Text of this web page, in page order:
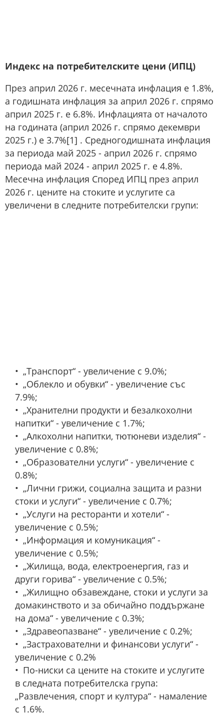
Индекс на потребителските цени (ИПЦ)
През април 2026 г. месечната инфлация е 1.8%,
а годишната инфлация за април 2026 г. спрямо
април 2025 г. е 6.8%. Инфлацията от началото
на годината (април 2026 г. спрямо декември
2025 г.) е 3.7%[1] . Средногодишната инфлация
за периода май 2025 - април 2026 г. спрямо
периода май 2024 - април 2025 г. е 4.8%.
Месечна инфлация Според ИПЦ през април
2026 г. цените на стоките и услугите са
увеличени в следните потребителски групи:
„Транспорт“ - увеличение с 9.0%;
„Облекло и обувки“ - увеличение със
7.9%;
„Хранителни продукти и безалкохолни
напитки“ - увеличение с 1.7%;
„Алкохолни напитки, тютюневи изделия“ -
увеличение с 0.8%;
„Образователни услуги“ - увеличение с
0.8%;
„Лични грижи, социална защита и разни
стоки и услуги“ - увеличение с 0.7%;
„Услуги на ресторанти и хотели“ -
увеличение с 0.5%;
„Информация и комуникация“ -
увеличение с 0.5%;
„Жилища, вода, електроенергия, газ и
други горива“ - увеличение с 0.5%;
„Жилищно обзавеждане, стоки и услуги за
домакинството и за обичайно поддържане
на дома“ - увеличение с 0.3%;
„Здравеопазване“ - увеличение с 0.2%;
„Застрахователни и финансови услуги“ -
увеличение с 0.2%
По-ниски са цените на стоките и услугите
в следната потребителска група:
„Развлечения, спорт и култура“ - намаление
с 1.6%.